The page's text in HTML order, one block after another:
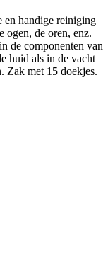
en handige reiniging
ogen, de oren, enz.
de componenten van
huid als in de vacht
Zak met 15 doekjes.